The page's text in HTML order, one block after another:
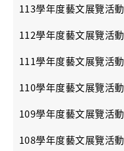
113學年度藝文展覽活動
112學年度藝文展覽活動
111學年度藝文展覽活動
110學年度藝文展覽活動
109學年度藝文展覽活動
108學年度藝文展覽活動